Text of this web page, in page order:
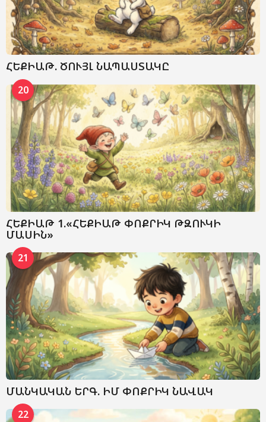
ՀԵՔԻԱԹ. ԾՈՒՅԼ ՆԱՊԱՍՏԱԿԸ
20
ՀԵՔԻԱԹ 1.«ՀԵՔԻԱԹ ՓՈՔՐԻԿ ԹԶՈՒԿԻ
ՄԱՍԻՆ»
21
ՄԱՆԿԱԿԱՆ ԵՐԳ. ԻՄ ՓՈՔՐԻԿ ՆԱՎԱԿ
22